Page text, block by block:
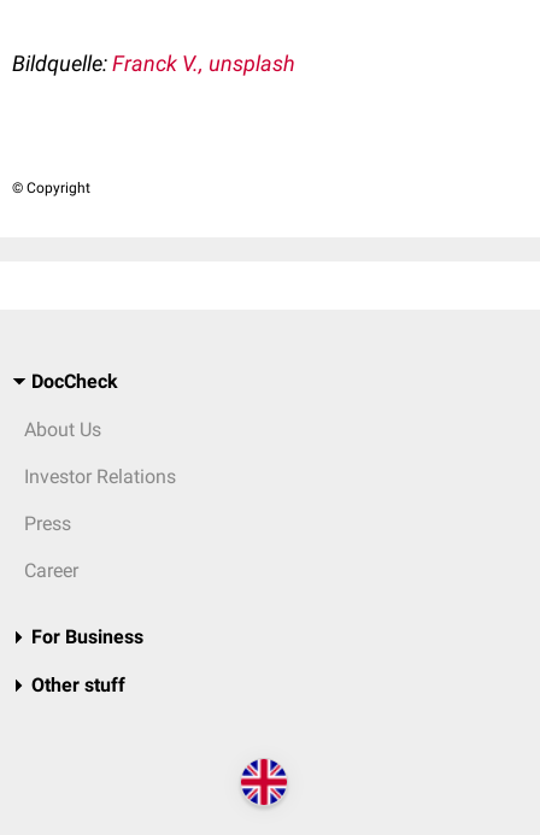
Bildquelle:Franck V., unsplash
© Copyright
DocCheck
About Us
Investor Relations
Press
Career
For Business
Other stuff